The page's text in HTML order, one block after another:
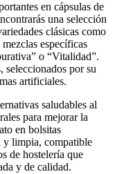
en cápsulas de
una selección
clásicas como
específicas
o “Vitalidad”.
seleccionados por su
artificiales.
saludables al
para mejorar la
en bolsitas
y limpia, compatible
de hostelería que
y de calidad.